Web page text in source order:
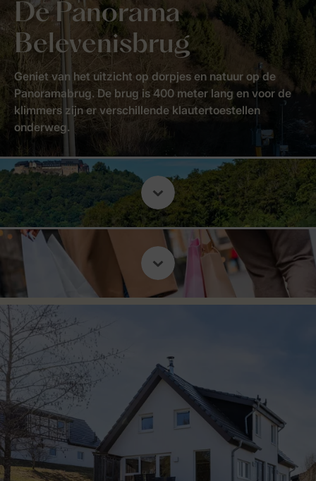
De Panorama
Belevenisbrug
Geniet van het uitzicht op dorpjes en natuur op de
Panoramabrug. De brug is 400 meter lang en voor de
klimmers zijn er verschillende klautertoestellen
onderweg.